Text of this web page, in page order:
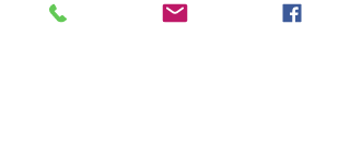
Arthur.